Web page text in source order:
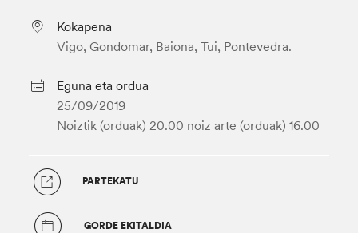
Kokapena
Vigo, Gondomar, Baiona, Tui, Pontevedra.
Eguna eta ordua
25/09/2019
Noiztik (orduak) 20.00 noiz arte (orduak) 16.00
PARTEKATU
GORDE EKITALDIA